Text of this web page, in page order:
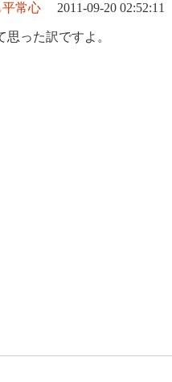
常心 2011-09-20 02:52:11
た訳ですよ。